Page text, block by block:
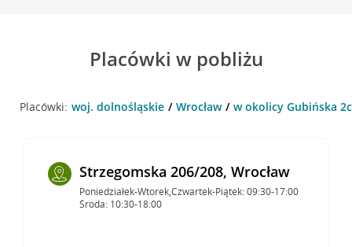
Placówki w pobliżu
Placówki: woj. dolnośląskie Wrocław w okolicy Gubińska
Strzegomska 206/208, Wrocław
Poniedziałek-Wtorek,Czwartek-Piątek: 09:30-17:00
Środa: 10:30-18:00